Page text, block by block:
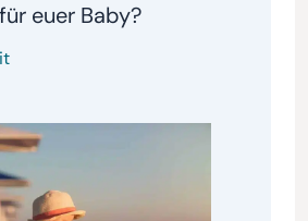
euer Baby?